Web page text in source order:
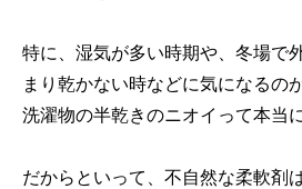
特に、湿気が多い時期や、冬場で
まり乾かない時などに気になるの
洗濯物の半乾きのニオイって本当
だからといって、不自然な柔軟剤